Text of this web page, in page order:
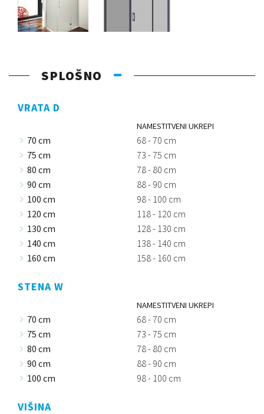
SPLOŠNO
VRATA D
NAMESTITVENI UKREPI
70 cm
68 - 70 cm
75 cm
73 - 75 cm
80 cm
78 - 80 cm
90 cm
88 - 90 cm
100 cm
98 - 100 cm
120 cm
118 - 120 cm
130 cm
128 - 130 cm
140 cm
138 - 140 cm
160 cm
158 - 160 cm
STENA W
NAMESTITVENI UKREPI
70 cm
68 - 70 cm
75 cm
73 - 75 cm
80 cm
78 - 80 cm
90 cm
88 - 90 cm
100 cm
98 - 100 cm
VIŠINA